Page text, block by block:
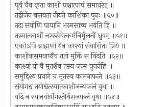
पूर्वं चैव कृता काशी पश्चात्पापं समाचरेत् ॥
तद्बीजेन बलवता नीयते काशिका पुनः ॥५०॥
तदा सर्वाणि पापानि भस्मसाच्च भवंति हि ॥
तस्मात्काशीं नरस्सेवेत्कर्मनिर्मूलनीं ध्रुवम् ॥५१॥
एकोऽपि ब्राह्मणो येन काश्यां संवासितः प्रिये ॥
काशीवासमवाप्यैव ततो मुक्तिं स विंदति ॥५२॥
काश्यां यो वै मृतश्चैव तस्य जन्म पुनर्नहि ॥
समुद्दिश्य प्रयागे च मृतस्य कामनाफले ॥५३॥
संयोगश्च तयोश्चेत्स्यात्काशीजन्यफलं वृथा ॥
यदि न स्यात्तयोर्योगस्तीर्थराजफलं वृथा ॥५४॥